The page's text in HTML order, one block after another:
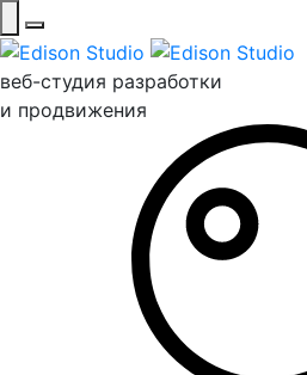
веб-студия разработки
и продвижения